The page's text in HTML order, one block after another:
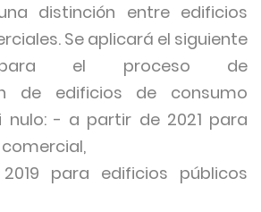
distinción entre edificios
Se aplicará el siguiente
para el proceso de
de edificios de consumo
nulo: - a partir de 2021 para
para edificios públicos